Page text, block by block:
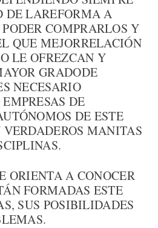
LAREFORMA A
COMPRARLOS Y
QUE MEJORRELACIÓN
LE OFREZCAN Y
GRADODE
NECESARIO
DE
DE ESTE
VERDADEROS MANITAS
ORIENTA A CONOCER
FORMADAS ESTE
SUS POSIBILIDADES